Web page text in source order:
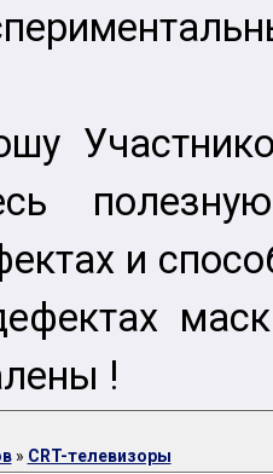
и
!
» CRT-телевизоры